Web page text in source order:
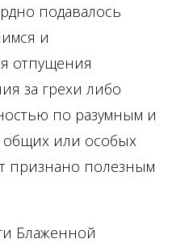
подавалось
и
отпущения
за грехи либо
по разумным и
или особых
признано полезным
Блаженной